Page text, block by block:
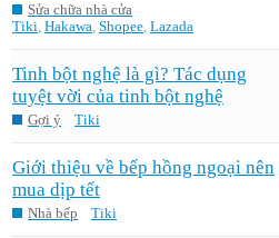
Sửa chữa nhà cửa
Tiki, Hakawa, Shopee, Lazada
Tinh bột nghệ là gì? Tác dụng
tuyệt vời của tinh bột nghệ
Gợi ý Tiki
Giới thiệu về bếp hồng ngoại nên
mua dịp tết
Nhà bếp Tiki